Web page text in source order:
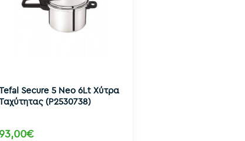
Secure 5 Neo 6Lt Χύτρα
(P2530738)
93,00€